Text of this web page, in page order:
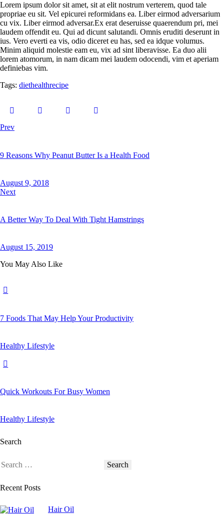
Lorem ipsum dolor sit amet, sit at elit nostrum verterem, quod tale
propriae eu sit. Vel epicurei reformidans ea. Liber eirmod adversarium
cu vix. Liber eirmod adversar.Ex erat deseruisse quaerendum pri, mei
laudem offendit eu. Qui ad dicunt salutandi. Omnis eruditi deserunt in
ius. Vero everti ea vis, odio diceret eu has, sed ea idque volumus.
Minim aliquid molestie eam eu, vix ad sint liberavisse. Ea duo alii
lorem atomorum, in nam dicam mei laudem odocendi, vim et aperiam
definiebas vim.
Tags: diethealthrecipe
Post
Prev
9 Reasons Why Peanut Butter Is a Health Food
August 9, 2018
Next
A Better Way To Deal With Tight Hamstrings
August 15, 2019
You May Also Like
7 Foods That May Help Your Productivity
Healthy Lifestyle
Quick Workouts For Busy Women
Healthy Lifestyle
Search
Search
Recent Posts
Hair Oil